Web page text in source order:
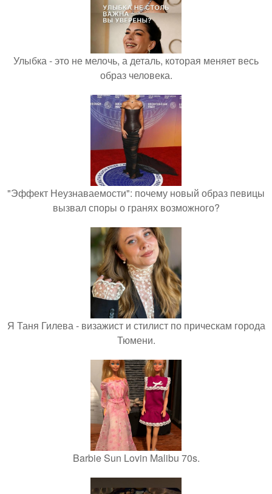
Улыбка - это не мелочь, а деталь, которая меняет весь
образ человека.
"Эффект Неузнаваемости": почему новый образ певицы
вызвал споры о гранях возможного?
Я Таня Гилева - визажист и стилист по прическам города
Тюмени.
Barbie Sun Lovin Malibu 70s.